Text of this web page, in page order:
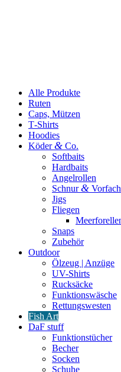
Alle Produkte
Ruten
Caps, Mützen
T‑Shirts
Hoodies
Köder& Co.
Softbaits
Hardbaits
Angelrollen
Schnur& Vorfach
Jigs
Fliegen
Snaps
Zubehör
Outdoor
Ölzeug | Anzüge
UV-Shirts
Rucksäcke
Funktionswäsche
Rettungswesten
Fish Art
DaF stuff
Funktionstücher
Becher
Socken
Schuhe